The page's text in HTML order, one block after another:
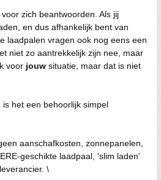
zich beantwoorden. Als jij
en dus afhankelijk bent van
laadpalen vragen ook nog eens een
niet zo aantrekkelijk zijn nee, maar
voor jouw situatie, maar dat is niet
het een behoorlijk simpel
aanschafkosten, zonnepanelen,
geschikte laadpaal, 'slim laden'
\